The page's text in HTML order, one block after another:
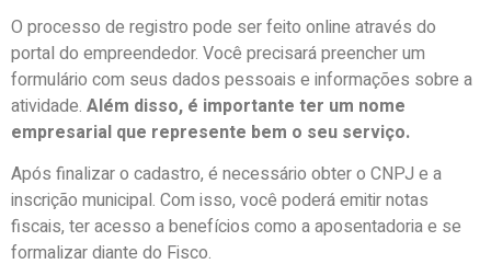
O processo de registro pode ser feito online através do
portal do empreendedor. Você precisará preencher um
formulário com seus dados pessoais e informações sobre a
atividade. Além disso, é importante ter um nome
empresarial que represente bem o seu serviço.
Após finalizar o cadastro, é necessário obter o CNPJ e a
inscrição municipal. Com isso, você poderá emitir notas
fiscais, ter acesso a benefícios como a aposentadoria e se
formalizar diante do Fisco.